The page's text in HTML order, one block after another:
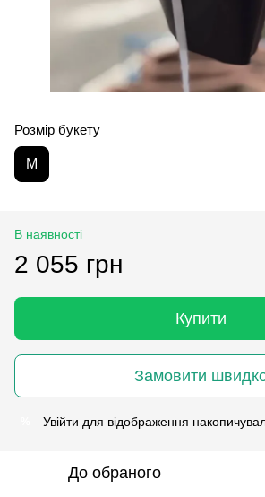
Розмір букету
M
В наявності
2 055 грн
Купити
Замовити
Увійти для відображення
До обраного